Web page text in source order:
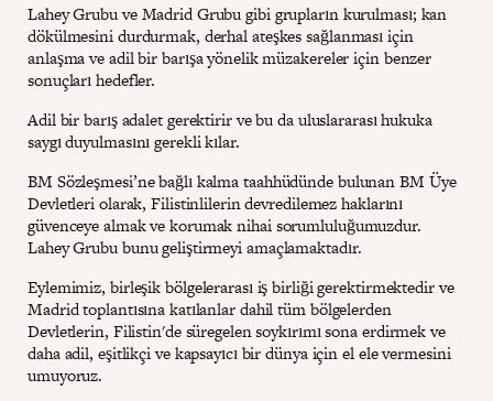
Lahey Grubu ve Madrid Grubu gibi grupların kurulması; kan
dökülmesini durdurmak, derhal ateşkes sağlanması için
anlaşma ve adil bir barışa yönelik müzakereler için benzer
sonuçları hedefler.
Adil bir barış adalet gerektirir ve bu da uluslararası hukuka
saygı duyulmasını gerekli kılar.
BM Sözleşmesi’ne bağlı kalma taahhüdünde bulunan BM Üye
Devletleri olarak, Filistinlilerin devredilemez haklarını
güvenceye almak ve korumak nihai sorumluluğumuzdur.
Lahey Grubu bunu geliştirmeyi amaçlamaktadır.
Eylemimiz, birleşik bölgelerarası iş birliği gerektirmektedir ve
Madrid toplantısına katılanlar dahil tüm bölgelerden
Devletlerin, Filistin'de süregelen soykırımı sona erdirmek ve
daha adil, eşitlikçi ve kapsayıcı bir dünya için el ele vermesini
umuyoruz.